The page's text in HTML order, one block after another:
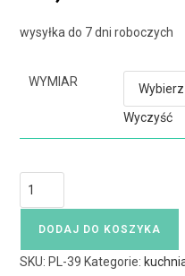
wysyłka do 7 dni roboczych
WYMIAR
Wyczyść
DODAJ DO KOSZYKA
SKU: PL-39 Kategorie: